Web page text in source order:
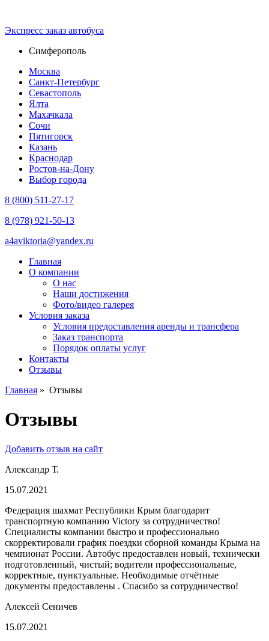
Экспресс зaказ автобуса
Симферополь
Москва
Санкт-Петербург
Севастополь
Ялта
Махачкала
Сочи
Пятигорск
Казань
Краснодар
Ростов-на-Дону
Выбор города
8 (800) 511-27-17
8 (978) 921-50-13
a4aviktoria@yandex.ru
Главная
О компании
О нас
Наши достижения
Фото/видео галерея
Условия заказа
Условия предоставления аренды и трансфера
Заказ транспорта
Порядок оплаты услуг
Контакты
Отзывы
Главная » Отзывы
Отзывы
Добавить отзыв на сайт
Александр Т.
15.07.2021
Федерация шахмат Республики Крым благодарит
транспортную компанию Victory за сотрудничество!
Специалисты компании быстро и профессионально
скорректировали график поездки сборной команды Крыма на
чемпионат России. Автобус предоставлен новый, технически
подготовленный, чистый; водители профессиональные,
корректные, пунктуальные. Необходимые отчётные
документы предоставлены . Спасибо за сотрудничество!
Алексей Сеничев
15.07.2021